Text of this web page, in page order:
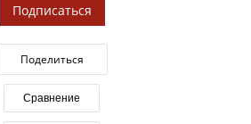
Подписаться
Поделиться
Сравнение